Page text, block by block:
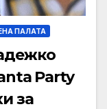
ПАЛАТА
Party
за